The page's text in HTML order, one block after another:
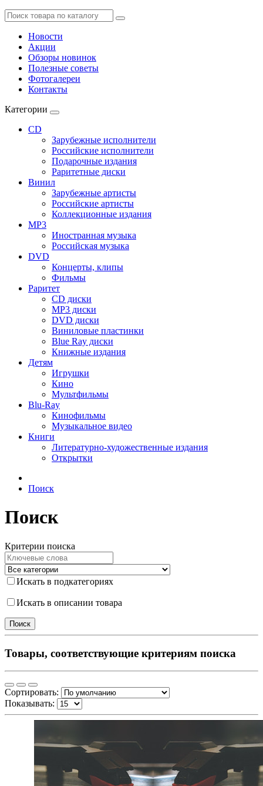
Новости
Акции
Обзоры новинок
Полезные советы
Фотогалереи
Контакты
Категории
CD
Зарубежные исполнители
Российские исполнители
Подарочные издания
Раритетные диски
Винил
Зарубежные артисты
Российские артисты
Коллекционные издания
MP3
Иностранная музыка
Российская музыка
DVD
Концерты, клипы
Фильмы
Раритет
CD диски
MP3 диски
DVD диски
Виниловые пластинки
Blue Ray диски
Книжные издания
Детям
Игрушки
Кино
Мультфильмы
Blu-Ray
Кинофильмы
Музыкальное видео
Книги
Литературно-художественные издания
Открытки
Поиск
Поиск
Критерии поиска
Искать в подкатегориях
Искать в описании товара
Товары, соответствующие критериям поиска
Сортировать:
Показывать: